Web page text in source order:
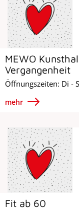
MEWO
Vergangenheit
Öffnungszeiten: Di -
mehr
Fit ab 60